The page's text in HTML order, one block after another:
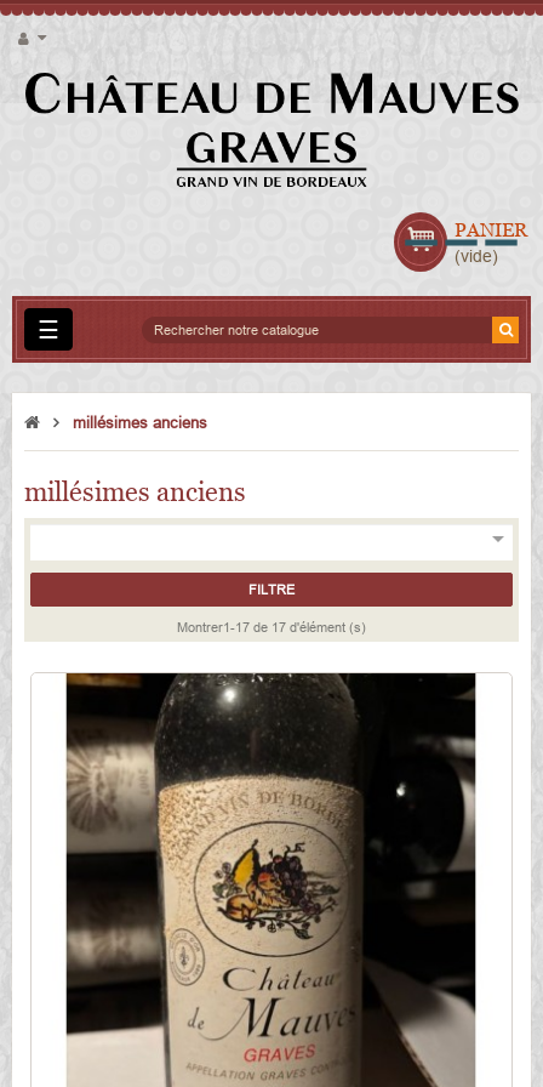
PANIER
vide
Basculer
la
☰
millésimes anciens
millésimes anciens

FILTRE
Montrer1-17 de 17 d'élément (s)